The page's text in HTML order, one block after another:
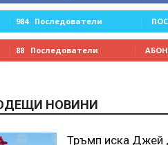
984 Последователи
88 Последователи
НОВИНИ
Тръмп иска Джей